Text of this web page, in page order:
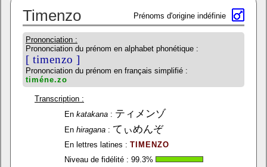
Timenzo Prénoms d'origine indéfinie
Prononciation :
Prononciation du prénom en alphabet phonétique :
[ timenzo ]
Prononciation du prénom en français simplifié :
timéne.zo
Transcription :
En katakana: ティメンゾ
En hiragana: てぃめんぞ
En lettres latines : TIMENZO
Niveau de fidélité : 99.3%